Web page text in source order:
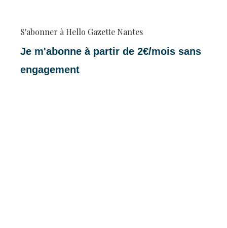
S'abonner à Hello Gazette Nantes
Je m'abonne à partir de 2€/mois sans
engagement